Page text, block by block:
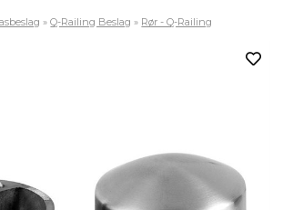
»Q-Railing Beslag » Rør - Q-Railing